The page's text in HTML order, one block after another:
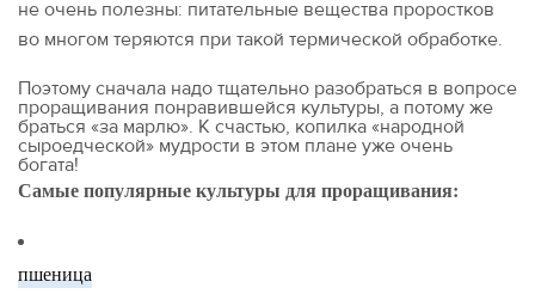
не очень полезны: питательные вещества проростков
во многом теряются при такой термической обработке.
Поэтому сначала надо тщательно разобраться в вопросе
проращивания понравившейся культуры, а потому же
браться «за марлю». К счастью, копилка «народной
сыроедческой» мудрости в этом плане уже очень
богата!
Самые популярные культуры для проращивания:
пшеница